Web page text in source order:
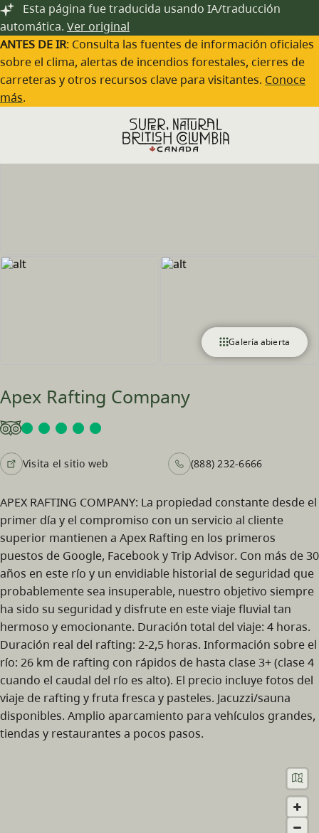
Saltar al contenido principal
Esta página fue traducida usando IA/traducción
automática. Ver original
ANTES DE IR: Consulta las fuentes de información oficiales
sobre el clima, alertas de incendios forestales, cierres de
carreteras y otros recursos clave para visitantes. Conoce
más.
Galería abierta
Apex Rafting Company
Visita el sitio web (888) 232-6666
APEX RAFTING COMPANY: La propiedad constante desde el
primer día y el compromiso con un servicio al cliente
superior mantienen a Apex Rafting en los primeros
puestos de Google, Facebook y Trip Advisor. Con más de 30
años en este río y un envidiable historial de seguridad que
probablemente sea insuperable, nuestro objetivo siempre
ha sido su seguridad y disfrute en este viaje fluvial tan
hermoso y emocionante. Duración total del viaje: 4 horas.
Duración real del rafting: 2-2,5 horas. Información sobre el
río: 26 km de rafting con rápidos de hasta clase 3+ (clase 4
cuando el caudal del río es alto). El precio incluye fotos del
viaje de rafting y fruta fresca y pasteles. Jacuzzi/sauna
disponibles. Amplio aparcamiento para vehículos grandes,
tiendas y restaurantes a pocos pasos.